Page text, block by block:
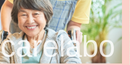
carelabo